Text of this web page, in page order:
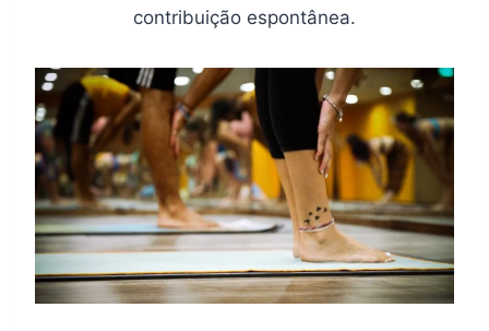
contribuição espontânea.